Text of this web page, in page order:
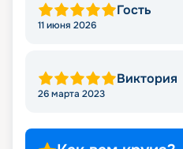
Гость
11 июня 2026
Виктория
26 марта 2023